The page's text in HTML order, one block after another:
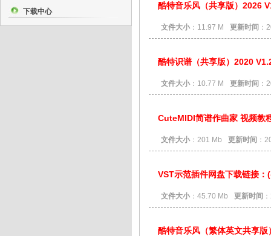
下载中心
酷特音乐风（共享版）2026
文件大小：11.97 M 更新时间 ：
酷特识谱（共享版）2020
文件大小：10.77 M 更新时间 ：
CuteMIDI简谱作曲家 视频教
文件大小：201 Mb 更新时间 ：
VST示范插件网盘下载链接
文件大小：45.70 Mb 更新时间
酷特音乐风（繁体英文共享